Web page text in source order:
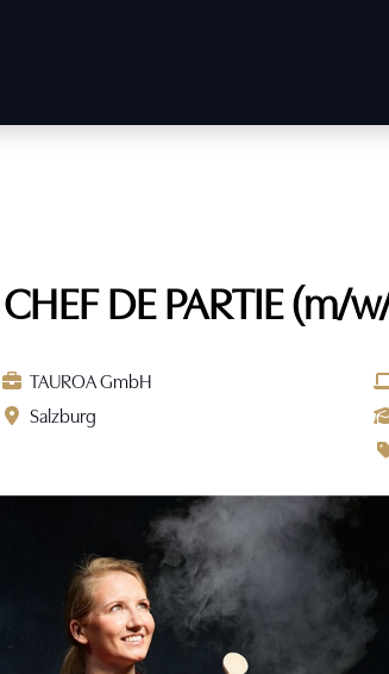
CHEF DE PARTIE (m/
TAUROA GmbH
Salzburg